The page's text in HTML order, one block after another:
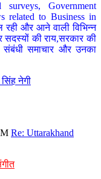
Government
related to Business in
और आने वाली विभिन्न
सदस्यों की राय,सरकार की
संबंधी समाचार और उनका
नेगी
Re: Uttarakhand